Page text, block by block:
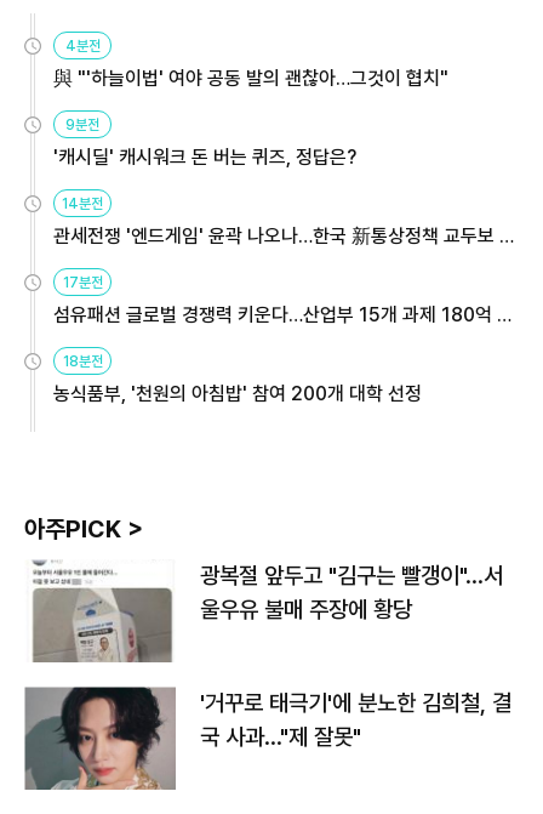
4분전
與 "'하늘이법' 여야 공동 발의 괜찮아…그것이 협치"
9분전
'캐시딜' 캐시워크 돈 버는 퀴즈, 정답은?
14분전
관세전쟁 '엔드게임' 윤곽 나오나…한국 新통상정책 교두보 활
용해야
17분전
섬유패션 글로벌 경쟁력 키운다…산업부 15개 과제 180억 지
원
18분전
농식품부, '천원의 아침밥' 참여 200개 대학 선정
아주PICK >
광복절 앞두고 "김구는 빨갱이"…서
울우유 불매 주장에 황당
'거꾸로 태극기'에 분노한 김희철, 결
국 사과…"제 잘못"